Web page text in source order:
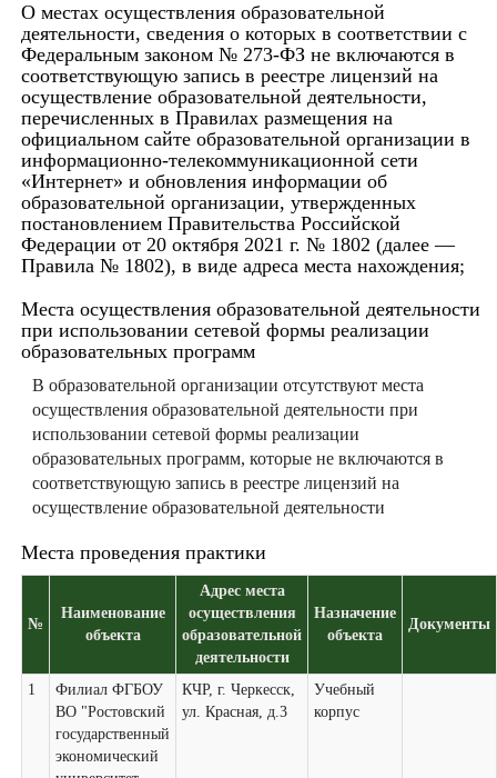
О местах осуществления образовательной
деятельности, сведения о которых в соответствии с
Федеральным законом № 273-ФЗ не включаются в
соответствующую запись в реестре лицензий на
осуществление образовательной деятельности,
перечисленных в Правилах размещения на
официальном сайте образовательной организации в
информационно-телекоммуникационной сети
«Интернет» и обновления информации об
образовательной организации, утвержденных
постановлением Правительства Российской
Федерации от 20 октября 2021 г. № 1802 (далее —
Правила № 1802), в виде адреса места нахождения;
Места осуществления образовательной деятельности
при использовании сетевой формы реализации
образовательных программ
В образовательной организации отсутствуют места
осуществления образовательной деятельности при
использовании сетевой формы реализации
образовательных программ, которые не включаются в
соответствующую запись в реестре лицензий на
осуществление образовательной деятельности
Места проведения практики
№
Наименование
объекта
Адрес места
осуществления
образовательной
деятельности
Назначение
объекта
Документы
1
Филиал ФГБОУ
ВО "Ростовский
государственный
экономический
КЧР, г. Черкесск,
ул. Красная, д.3
Учебный
корпус